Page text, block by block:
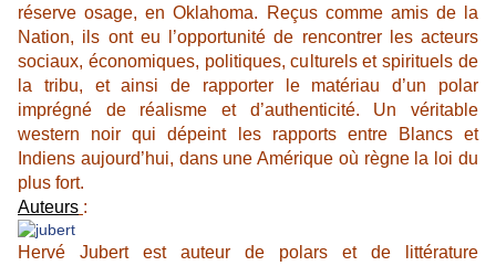
réserve osage, en Oklahoma. Reçus comme amis de la
Nation, ils ont eu l’opportunité de rencontrer les acteurs
sociaux, économiques, politiques, culturels et spirituels de
la tribu, et ainsi de rapporter le matériau d’un polar
imprégné de réalisme et d’authenticité. Un véritable
western noir qui dépeint les rapports entre Blancs et
Indiens aujourd’hui, dans une Amérique où règne la loi du
plus fort.
Auteurs :
Hervé Jubert est auteur de polars et de littérature